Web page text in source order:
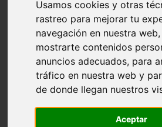
Usamos cookies y otras
rastreo para mejorar tu
navegación en nuestra
mostrarte contenidos
anuncios adecuados, para
tráfico en nuestra web y
de donde llegan nuestros
Aceptar
c provincias
c rio negro
c tierra de fuego
c tucuman
c zona austral
carmen
category
destinos
lanzarote